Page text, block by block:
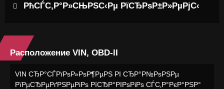
РћСЃС‚Р°Р»СЊРЅС‹Рµ РїСЂРѕР±Р»РµРјС‹
Расположение VIN, OBD-II
VIN СЂР°СЃРїРѕР»РѕР¶РµРЅ РІ СЂР°Р№РѕРЅРµ
РїРµСЂРµРґРЅРµРіРѕ РїСЂР°РІРѕРіРѕ СЃС‚Р°РєР°РЅР°